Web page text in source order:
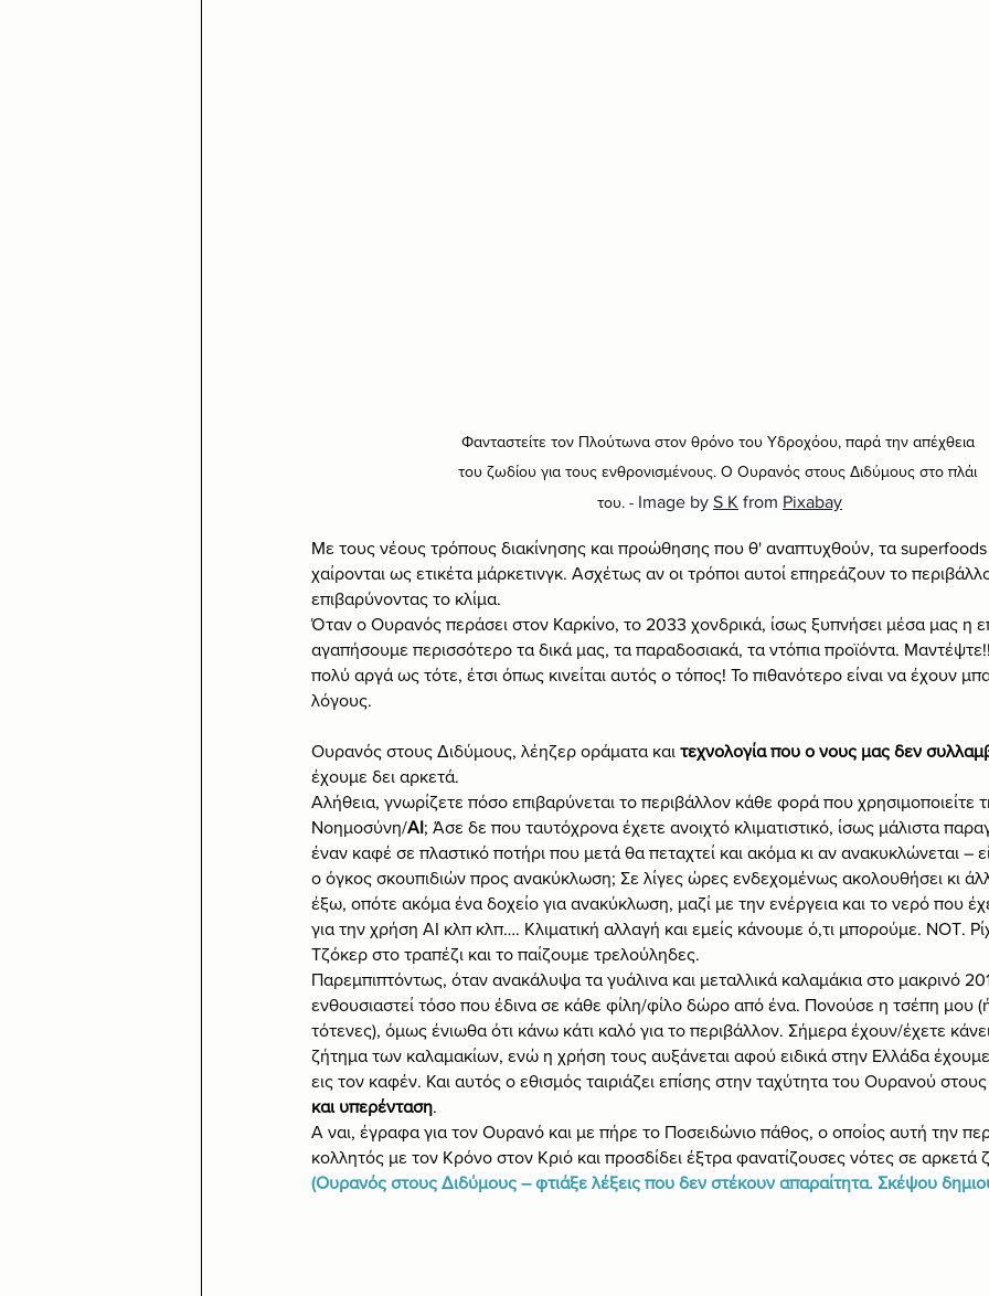
Φανταστείτε τον Πλούτωνα στον θρόνο του Υδροχόου, παρά την απέχθεια
του ζωδίου για τους ενθρονισμένους. Ο Ουρανός στους Διδύμους στο πλάι
του. - Image by S K from Pixabay
Με τους νέους τρόπους διακίνησης και προώθησης που θ' αναπτυχθούν, τα
χαίρονται ως ετικέτα μάρκετινγκ. Ασχέτως αν οι τρόποι αυτοί επηρεάζουν το
επιβαρύνοντας το κλίμα.
Όταν ο Ουρανός περάσει στον Καρκίνο, το 2033 χονδρικά, ίσως ξυπνήσει μέσα μας η
αγαπήσουμε περισσότερο τα δικά μας, τα παραδοσιακά, τα ντόπια προϊόντα.
πολύ αργά ως τότε, έτσι όπως κινείται αυτός ο τόπος! Το πιθανότερο είναι να έχουν
λόγους.
Ουρανός στους Διδύμους, λέηζερ οράματα και τεχνολογία που ο νους μας δεν
έχουμε δει αρκετά.
Αλήθεια, γνωρίζετε πόσο επιβαρύνεται το περιβάλλον κάθε φορά που χρησιμοποιείτε
Νοημοσύνη/ΑΙ; Άσε δε που ταυτόχρονα έχετε ανοιχτό κλιματιστικό, ίσως μάλιστα
έναν καφέ σε πλαστικό ποτήρι που μετά θα πεταχτεί και ακόμα κι αν ανακυκλώνεται –
ο όγκος σκουπιδιών προς ανακύκλωση; Σε λίγες ώρες ενδεχομένως ακολουθήσει κι
έξω, οπότε ακόμα ένα δοχείο για ανακύκλωση, μαζί με την ενέργεια και το νερό που
για την χρήση ΑΙ κλπ κλπ…. Κλιματική αλλαγή και εμείς κάνουμε ό,τι μπορούμε. ΝΟΤ.
Τζόκερ στο τραπέζι και το παίζουμε τρελούληδες.
Παρεμπιπτόντως, όταν ανακάλυψα τα γυάλινα και μεταλλικά καλαμάκια στο μακρινό
ενθουσιαστεί τόσο που έδινα σε κάθε φίλη/φίλο δώρο από ένα. Πονούσε η τσέπη μου
τότενες), όμως ένιωθα ότι κάνω κάτι καλό για το περιβάλλον. Σήμερα έχουν/έχετε
ζήτημα των καλαμακίων, ενώ η χρήση τους αυξάνεται αφού ειδικά στην Ελλάδα έχουμε
εις τον καφέν. Και αυτός ο εθισμός ταιριάζει επίσης στην ταχύτητα του Ουρανού
και υπερένταση.
Α ναι, έγραφα για τον Ουρανό και με πήρε το Ποσειδώνιο πάθος, ο οποίος αυτή την
κολλητός με τον Κρόνο στον Κριό και προσδίδει έξτρα φανατίζουσες νότες σε αρκετά
(Ουρανός στους Διδύμους – φτιάξε λέξεις που δεν στέκουν απαραίτητα. Σκέψου